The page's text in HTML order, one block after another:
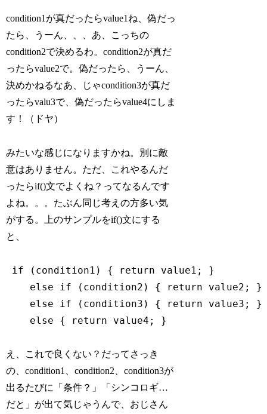
condition1が真だったらvalue1ね、偽だっ
たら、うーん、、、あ、こっちの
condition2で決めるわ。condition2が真だ
ったらvalue2で。偽だったら、うーん、
決めかねるなあ、じゃcondition3が真だ
ったらvalu3で、偽だったらvalue4にしま
す！（ドヤ）
みたいな感じになりますかね。別に敵
意はありません。ただ、これやるんだ
ったらif()文でよくね？ってなるんです
よね。。。たぶん同じ考えの方多い気
がする。上のサンプルをif()文にする
と、
if (condition1) { return value1; }
    else if (condition2) { return value2; }
    else if (condition3) { return value3; }
    else { return value4; }
え、これで良くない？だってさっき
の、condition1、condition2、condition3が
出るたびに「条件？」「シンコロギ…
だと」が出て気じゃうんで、おじさん